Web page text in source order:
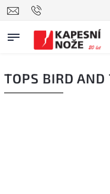
TOPS BIRD AND